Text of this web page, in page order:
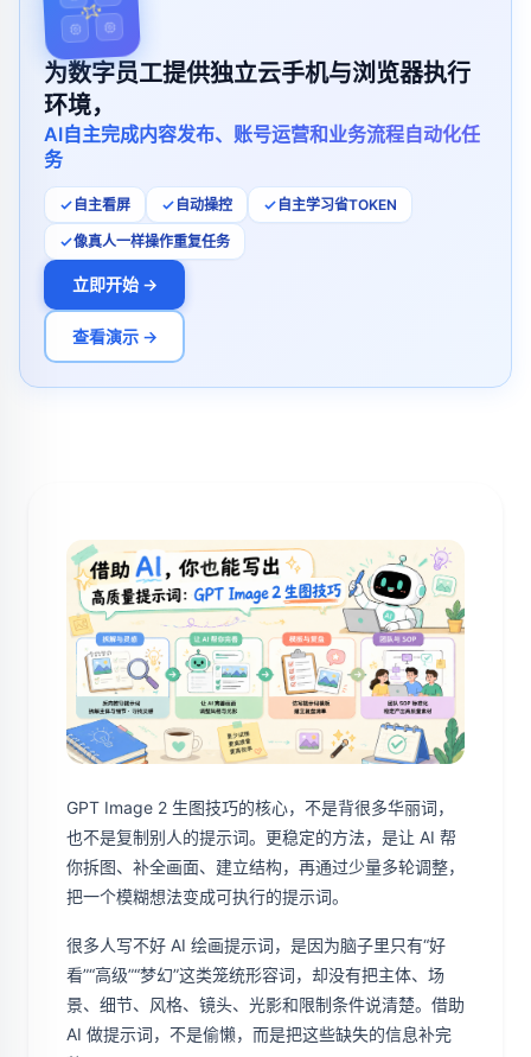
为数字员工提供独立云手机与浏览器执行
环境，
AI自主完成内容发布、账号运营和业务流程自动化任
务
自主看屏 自动操控 自主学习省TOKEN
像真人一样操作重复任务
立即开始 →
查看演示 →
GPT Image 2 生图技巧的核心，不是背很多华丽词，
也不是复制别人的提示词。更稳定的方法，是让 AI 帮
你拆图、补全画面、建立结构，再通过少量多轮调整，
把一个模糊想法变成可执行的提示词。
很多人写不好 AI 绘画提示词，是因为脑子里只有“好
看”“高级”“梦幻”这类笼统形容词，却没有把主体、场
景、细节、风格、镜头、光影和限制条件说清楚。借助
AI 做提示词，不是偷懒，而是把这些缺失的信息补完